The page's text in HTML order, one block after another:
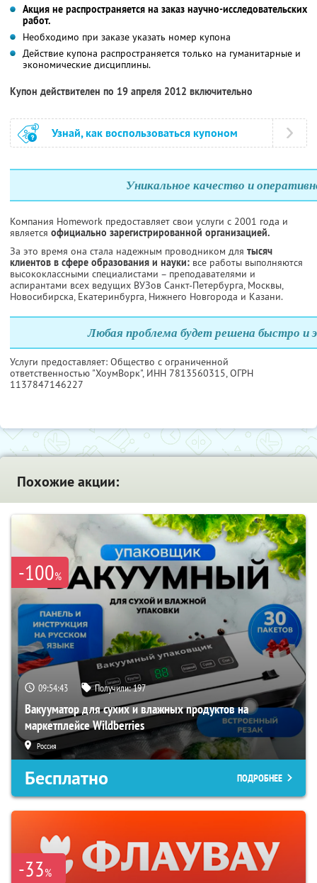
Акция не распространяется на заказ научно-исследовательских
работ.
Необходимо при заказе указать номер купона
Действие купона распространяется только на гуманитарные и
экономические дисциплины.
Купон действителен по 19 апреля 2012 включительно
Узнай, как воспользоваться купоном
Уникальное качество и
Компания Homework предоставляет свои услуги с 2001 года и
является официально зарегистрированной организацией.
За это время она стала надежным проводником для тысяч
клиентов в сфере образования и науки: все работы выполняются
высококлассными специалистами – преподавателями и
аспирантами всех ведущих ВУЗов Санкт-Петербурга, Москвы,
Новосибирска, Екатеринбурга, Нижнего Новгорода и Казани.
Любая проблема будет решена быстро и
Услуги предоставляет: Общество с ограниченной
ответственностью "ХоумВорк", ИНН 7813560315, ОГРН
1137847146227
Похожие акции:
-100%
09:54:42 Получили:197
Вакууматор для сухих и влажных продуктов на
маркетплейсе Wildberries
Россия
Бесплатно ПОДРОБНЕЕ
-33%